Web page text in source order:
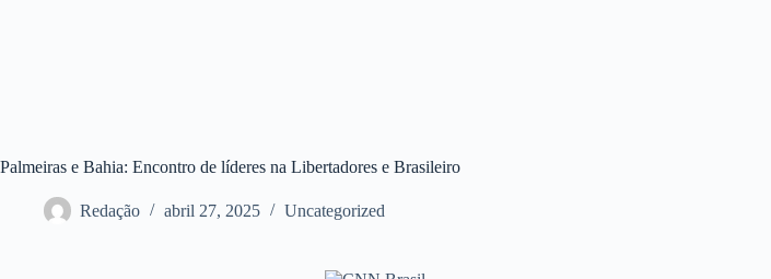
Palmeiras e Bahia: Encontro de líderes na Libertadores e Brasileiro
Redação abril 27, 2025 Uncategorized